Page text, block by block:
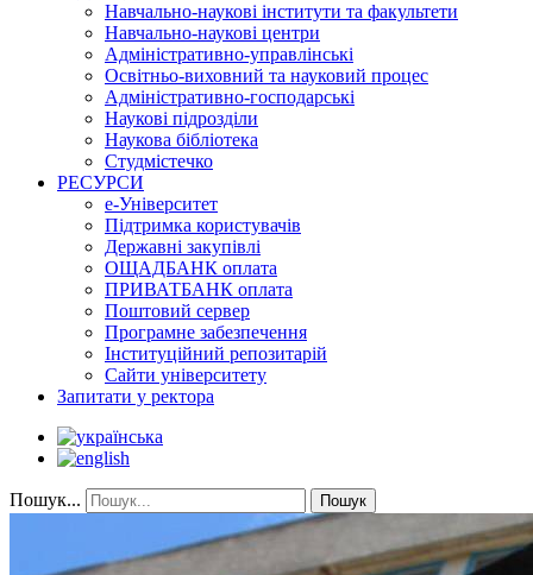
Навчально-наукові інститути та факультети
Навчально-наукові центри
Адміністративно-управлінські
Освітньо-виховний та науковий процес
Адміністративно-господарські
Наукові підрозділи
Наукова бібліотека
Студмістечко
РЕСУРСИ
е-Університет
Підтримка користувачів
Державні закупівлі
ОЩАДБАНК оплата
ПРИВАТБАНК оплата
Поштовий сервер
Програмне забезпечення
Інституційний репозитарій
Сайти університету
Запитати у ректора
Пошук... Пошук